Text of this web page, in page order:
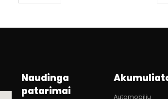
Naudinga
patarimai
Automobilių